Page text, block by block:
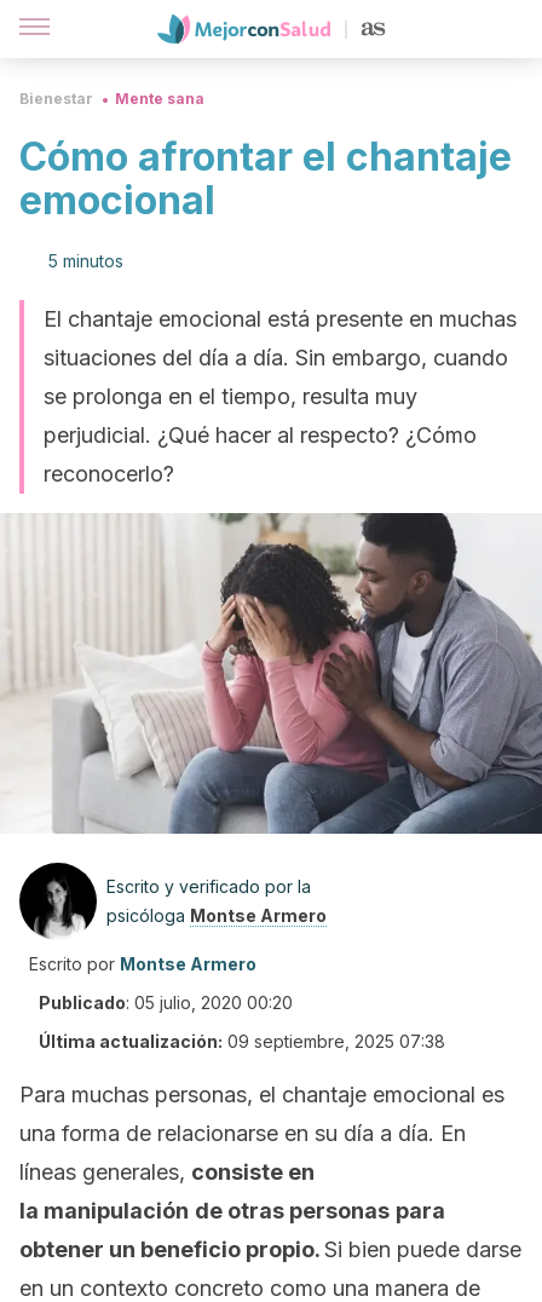
Bienestar Mente sana
Cómo afrontar el chantaje
emocional
5 minutos
El chantaje emocional está presente en muchas
situaciones del día a día. Sin embargo, cuando
se prolonga en el tiempo, resulta muy
perjudicial. ¿Qué hacer al respecto? ¿Cómo
reconocerlo?
Escrito y verificado por la
psicóloga Montse Armero
Escrito por Montse Armero
Publicado: 05 julio, 2020 00:20
Última actualización: 09 septiembre, 2025 07:38
Para muchas personas, el chantaje emocional es
una forma de relacionarse en su día a día. En
líneas generales, consiste en
la manipulación de otras personas para
obtener un beneficio propio.Si bien puede darse
en un contexto concreto como una manera de